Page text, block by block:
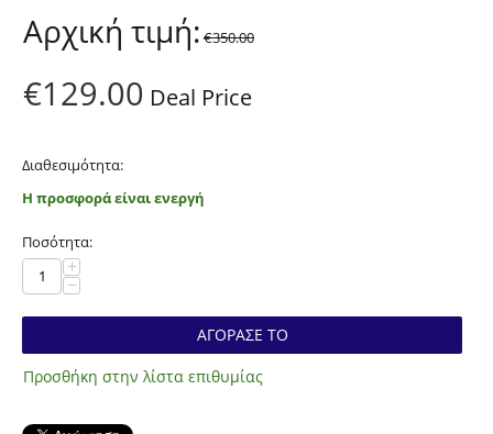
Αρχική τιμή: €350.00
€129.00 Deal Price
Διαθεσιμότητα:
Η προσφορά είναι ενεργή
Ποσότητα:
+
−
ΑΓΟΡΑΣΕ ΤΟ
Προσθήκη στην λίστα επιθυμίας